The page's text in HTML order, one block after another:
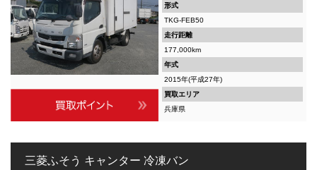
形式
TKG-FEB50
走行距離
177,000km
年式
2015年(平成27年)
買取エリア
兵庫県
三菱ふそう キャンター 冷凍バン